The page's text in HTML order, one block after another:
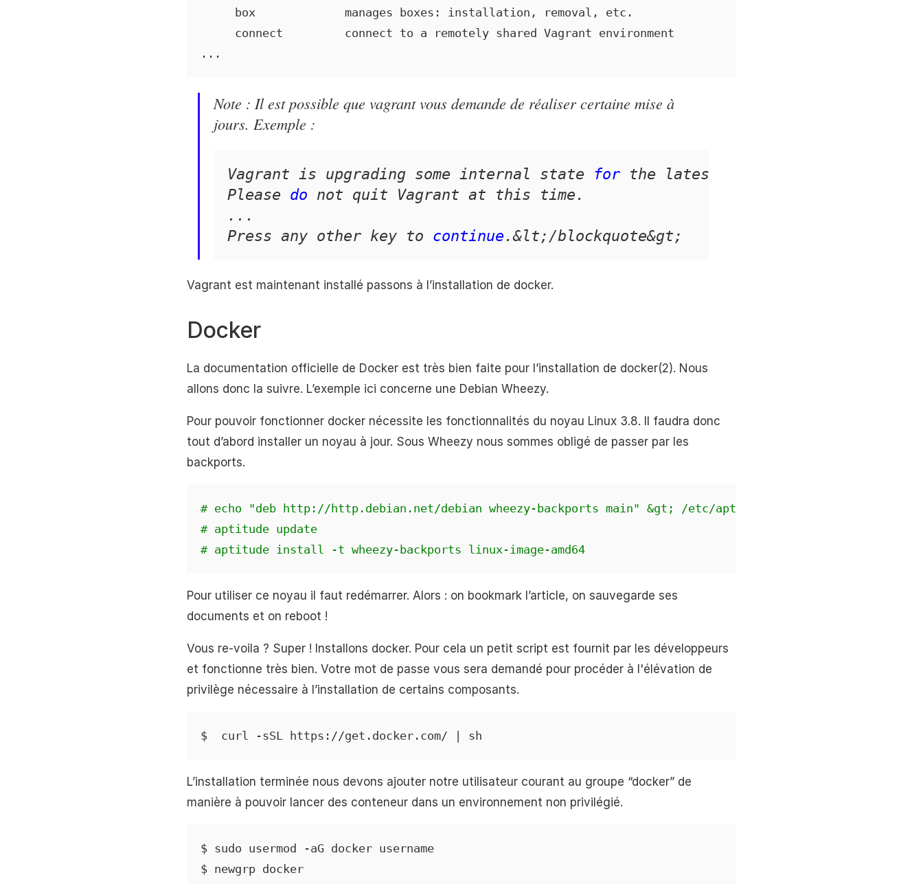
     box             manages boxes: installation, removal, etc.
     connect         connect to a remotely shared Vagrant environment
...
Note : Il est possible que vagrant vous demande de réaliser certaine mise à
jours. Exemple :
Vagrant is upgrading some internal state for the latest version.
Please do not quit Vagrant at this time.
...
Press any other key to continue.&lt;/blockquote&gt;
Vagrant est maintenant installé passons à l’installation de docker.
Docker
La documentation officielle de Docker est très bien faite pour l’installation de docker(2). Nous
allons donc la suivre. L’exemple ici concerne une Debian Wheezy.
Pour pouvoir fonctionner docker nécessite les fonctionnalités du noyau Linux 3.8. Il faudra donc
tout d’abord installer un noyau à jour. Sous Wheezy nous sommes obligé de passer par les
backports.
# echo "deb http://http.debian.net/debian wheezy-backports main" &gt; /etc/apt/sources.list.d/
# aptitude update
# aptitude install -t wheezy-backports linux-image-amd64
Pour utiliser ce noyau il faut redémarrer. Alors : on bookmark l’article, on sauvegarde ses
documents et on reboot !
Vous re-voila ? Super ! Installons docker. Pour cela un petit script est fournit par les développeurs
et fonctionne très bien. Votre mot de passe vous sera demandé pour procéder à l'élévation de
privilège nécessaire à l’installation de certains composants.
$  curl -sSL https://get.docker.com/ | sh
L’installation terminée nous devons ajouter notre utilisateur courant au groupe “docker” de
manière à pouvoir lancer des conteneur dans un environnement non privilégié.
$ sudo usermod -aG docker username
$ newgrp docker